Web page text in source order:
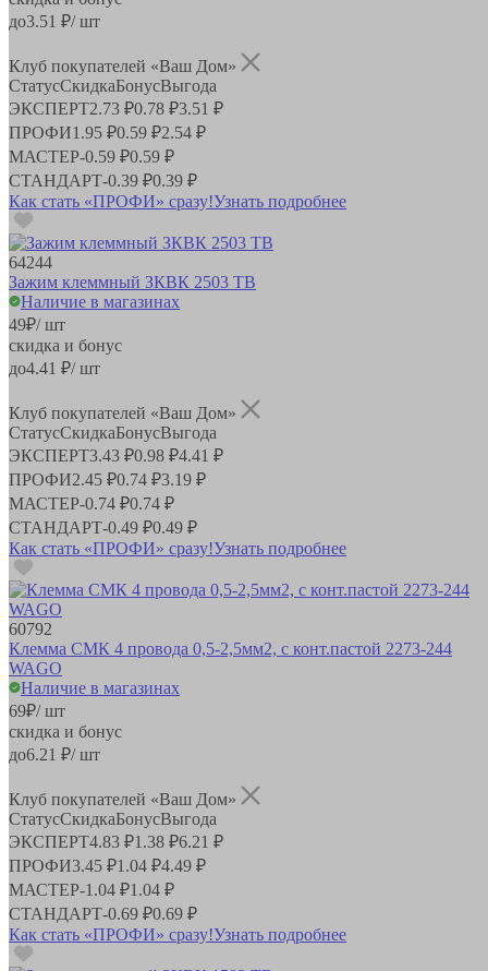
до3.51 ₽/ шт
Клуб покупателей «Ваш Дом»
СтатусСкидкаБонусВыгода
ЭКСПЕРТ2.73 ₽0.78 ₽3.51 ₽
ПРОФИ1.95 ₽0.59 ₽2.54 ₽
МАСТЕР-0.59 ₽0.59 ₽
СТАНДАРТ-0.39 ₽0.39 ₽
Как стать «ПРОФИ» сразу!Узнать подробнее
64244
Зажим клеммный ЗКВК 2503 ТВ
Наличие в магазинах
49₽/ шт
скидка и бонус
до4.41 ₽/ шт
Клуб покупателей «Ваш Дом»
СтатусСкидкаБонусВыгода
ЭКСПЕРТ3.43 ₽0.98 ₽4.41 ₽
ПРОФИ2.45 ₽0.74 ₽3.19 ₽
МАСТЕР-0.74 ₽0.74 ₽
СТАНДАРТ-0.49 ₽0.49 ₽
Как стать «ПРОФИ» сразу!Узнать подробнее
60792
Клемма СМК 4 провода 0,5-2,5мм2, с конт.пастой 2273-244
WAGO
Наличие в магазинах
69₽/ шт
скидка и бонус
до6.21 ₽/ шт
Клуб покупателей «Ваш Дом»
СтатусСкидкаБонусВыгода
ЭКСПЕРТ4.83 ₽1.38 ₽6.21 ₽
ПРОФИ3.45 ₽1.04 ₽4.49 ₽
МАСТЕР-1.04 ₽1.04 ₽
СТАНДАРТ-0.69 ₽0.69 ₽
Как стать «ПРОФИ» сразу!Узнать подробнее